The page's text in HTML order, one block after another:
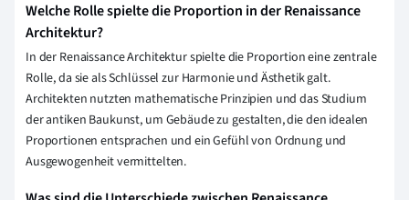
Welche Rolle spielte die Proportion in der Renaissance
Architektur?
In der Renaissance Architektur spielte die Proportion eine zentrale
Rolle, da sie als Schlüssel zur Harmonie und Ästhetik galt.
Architekten nutzten mathematische Prinzipien und das Studium
der antiken Baukunst, um Gebäude zu gestalten, die den idealen
Proportionen entsprachen und ein Gefühl von Ordnung und
Ausgewogenheit vermittelten.